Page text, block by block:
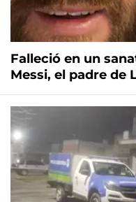
Falleció en un
Messi, el padre de